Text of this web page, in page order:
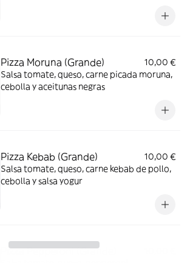
Pizza Moruna (Grande)
10,00 €
Salsa tomate, queso, carne picada moruna,
cebolla y aceitunas negras
Pizza Kebab (Grande)
10,00 €
Salsa tomate, queso, carne kebab de pollo,
cebolla y salsa yogur
Pizza Pepperoni (Grande)